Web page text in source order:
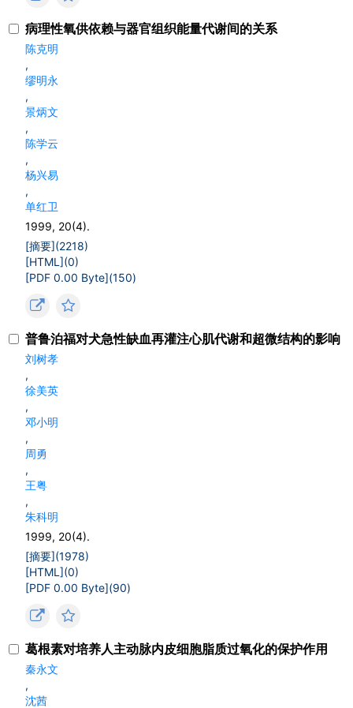
病理性氧供依赖与器官组织能量代谢间的关系
陈克明
,
缪明永
,
景炳文
,
陈学云
,
杨兴易
,
单红卫
1999, 20(4).
[摘要](2218)
[HTML](0)
[PDF 0.00 Byte](150)
普鲁泊福对犬急性缺血再灌注心肌代谢和超微结构的影响
刘树孝
,
徐美英
,
邓小明
,
周勇
,
王粤
,
朱科明
1999, 20(4).
[摘要](1978)
[HTML](0)
[PDF 0.00 Byte](90)
葛根素对培养人主动脉内皮细胞脂质过氧化的保护作用
秦永文
,
沈茜